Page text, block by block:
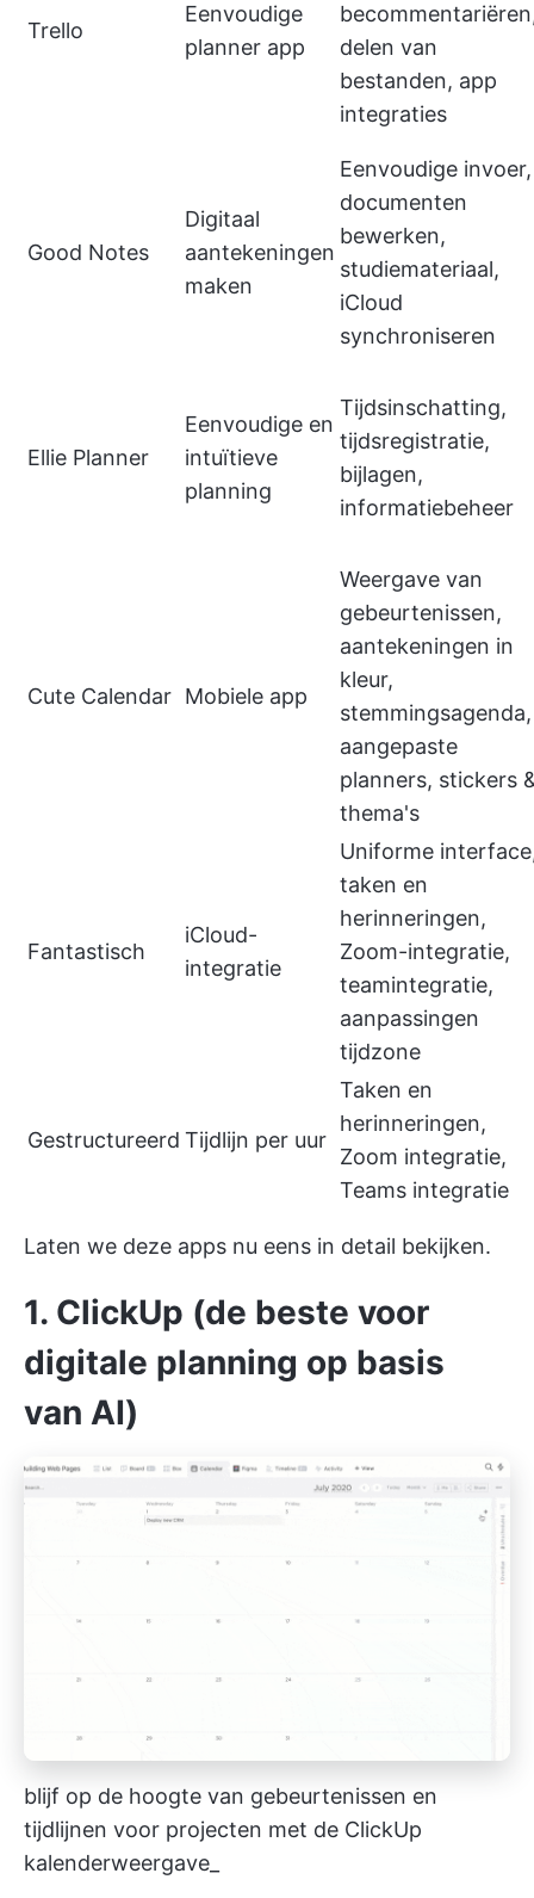
Trello
Eenvoudige
planner app
delen van
bestanden, app
integraties
Good Notes
Digitaal
aantekeningen
maken
Eenvoudige invoer,
documenten
bewerken,
studiemateriaal,
iCloud
synchroniseren
Ellie Planner
Eenvoudige en
intuïtieve
planning
Tijdsinschatting,
tijdsregistratie,
bijlagen,
informatiebeheer
Cute Calendar Mobiele app
Weergave van
gebeurtenissen,
aantekeningen in
kleur,
stemmingsagenda,
aangepaste
planners, stickers
thema's
Fantastisch
iCloud-
integratie
Uniforme
taken en
herinneringen,
Zoom-integratie,
teamintegratie,
aanpassingen
tijdzone
Gestructureerd Tijdlijn per uur
Taken en
herinneringen,
Zoom integratie,
Teams integratie
Laten we deze apps nu eens in detail bekijken.
1. ClickUp (de beste voor
digitale planning op basis
van AI)
blijf op de hoogte van gebeurtenissen en
tijdlijnen voor projecten met de ClickUp
kalenderweergave_